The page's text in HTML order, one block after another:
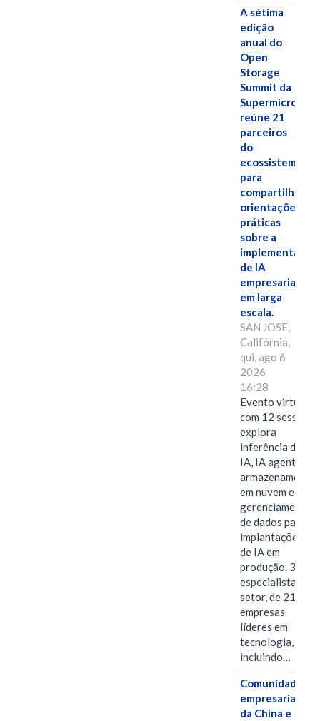
A sétima
edição
anual do
Open
Storage
Summit da
Supermicro
reúne 21
parceiros
do
ecossistema
para
compartilhar
orientações
práticas
sobre a
implementação
de IA
empresarial
em larga
escala.
SAN JOSE,
Califórnia,
qui, ago 6
2026
16:28
Evento virtual
com 12 sessões
explora
inferência de
IA, IA agentiva,
armazenamento
em nuvem e
gerenciamento
de dados para
implantações
de IA em
produção. 38
especialistas do
setor, de 21
empresas
líderes em
tecnologia,
incluindo…
Comunidades
empresariais
da China e